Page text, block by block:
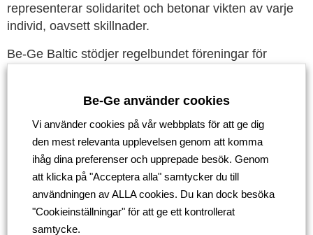
representerar solidaritet och betonar vikten av varje
individ, oavsett skillnader.
Be-Ge Baltic stödjer regelbundet föreningar för
initiativ som stödjer socialt utsatta grupper och idag,
som alltid, står vi solidariskt med Downs syndrom.
Gå tillbaka
Be-Ge använder cookies
Vi använder cookies på vår webbplats för att ge dig
den mest relevanta upplevelsen genom att komma
ihåg dina preferenser och upprepade besök. Genom
att klicka på "Acceptera alla" samtycker du till
användningen av ALLA cookies. Du kan dock besöka
"Cookieinställningar" för att ge ett kontrollerat
samtycke.